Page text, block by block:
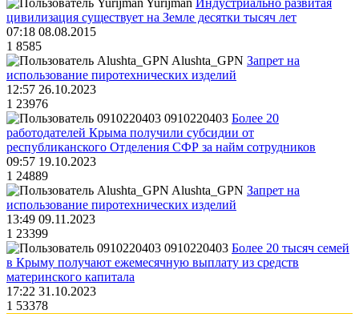
Yurijman Индустриально развитая
цивилизация существует на Земле десятки тысяч лет
07:18 08.08.2015
1 8585
Alushta_GPN Запрет на
использование пиротехнических изделий
12:57 26.10.2023
1 23976
0910220403 Более 20
работодателей Крыма получили субсидии от
республиканского Отделения СФР за найм сотрудников
09:57 19.10.2023
1 24889
Alushta_GPN Запрет на
использование пиротехнических изделий
13:49 09.11.2023
1 23399
0910220403 Более 20 тысяч семей
в Крыму получают ежемесячную выплату из средств
материнского капитала
17:22 31.10.2023
1 53378